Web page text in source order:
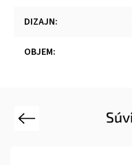
DIZAJN:
OBJEM:
Previous